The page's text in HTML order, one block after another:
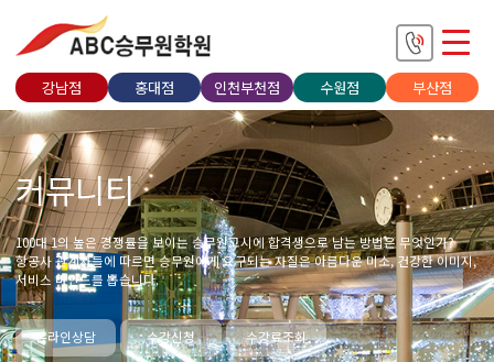
강남점 홍대점 인천부천점 수원점 부산점
커뮤니티
100대 1의 높은 경쟁률을 보이는 승무원고시에 합격생으로 남는 방법은 무엇인가?
항공사 관계자들에 따르면 승무원에게 요구되는 자질은 아름다운 미소, 건강한 이미지,
서비스 마인드를 뽑습니다.
온라인상담 수강신청 수강료조회